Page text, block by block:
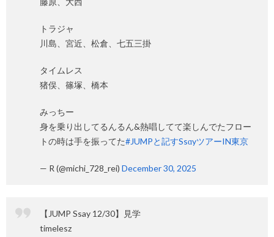
トラジャ
川島、宮近、松倉、七五三掛
タイムレス
猪俣、篠塚、橋本
みっちー
身を乗り出してるんるん&熱唱してて楽しんでたフロー
トの時は手を振ってた#JUMPと記すSsɑyツアーIN東京
— R (@michi_728_rei) December 30, 2025
【JUMP Ssay 12/30】見学
timelesz